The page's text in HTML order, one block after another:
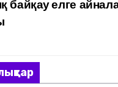
елге
байқау